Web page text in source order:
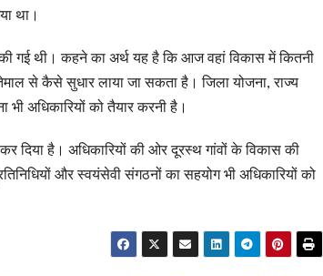
था।
की गई थी। कहने का अर्थ यह है कि आज वहां विकास में कितनी
से कैसे सुधार लाया जा सकता है। जिला योजना, राज्य
अधिकारियों को तैयार करनी है।
दिया है। अधिकारियों की ओर दूरस्थ गांवों के विकास की
और स्वयंसेवी संगठनों का सहयोग भी अधिकारियों को